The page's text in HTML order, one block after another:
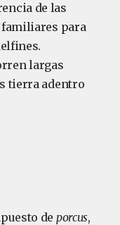
de las
familiares para
largas
tierra adentro
de porcus,